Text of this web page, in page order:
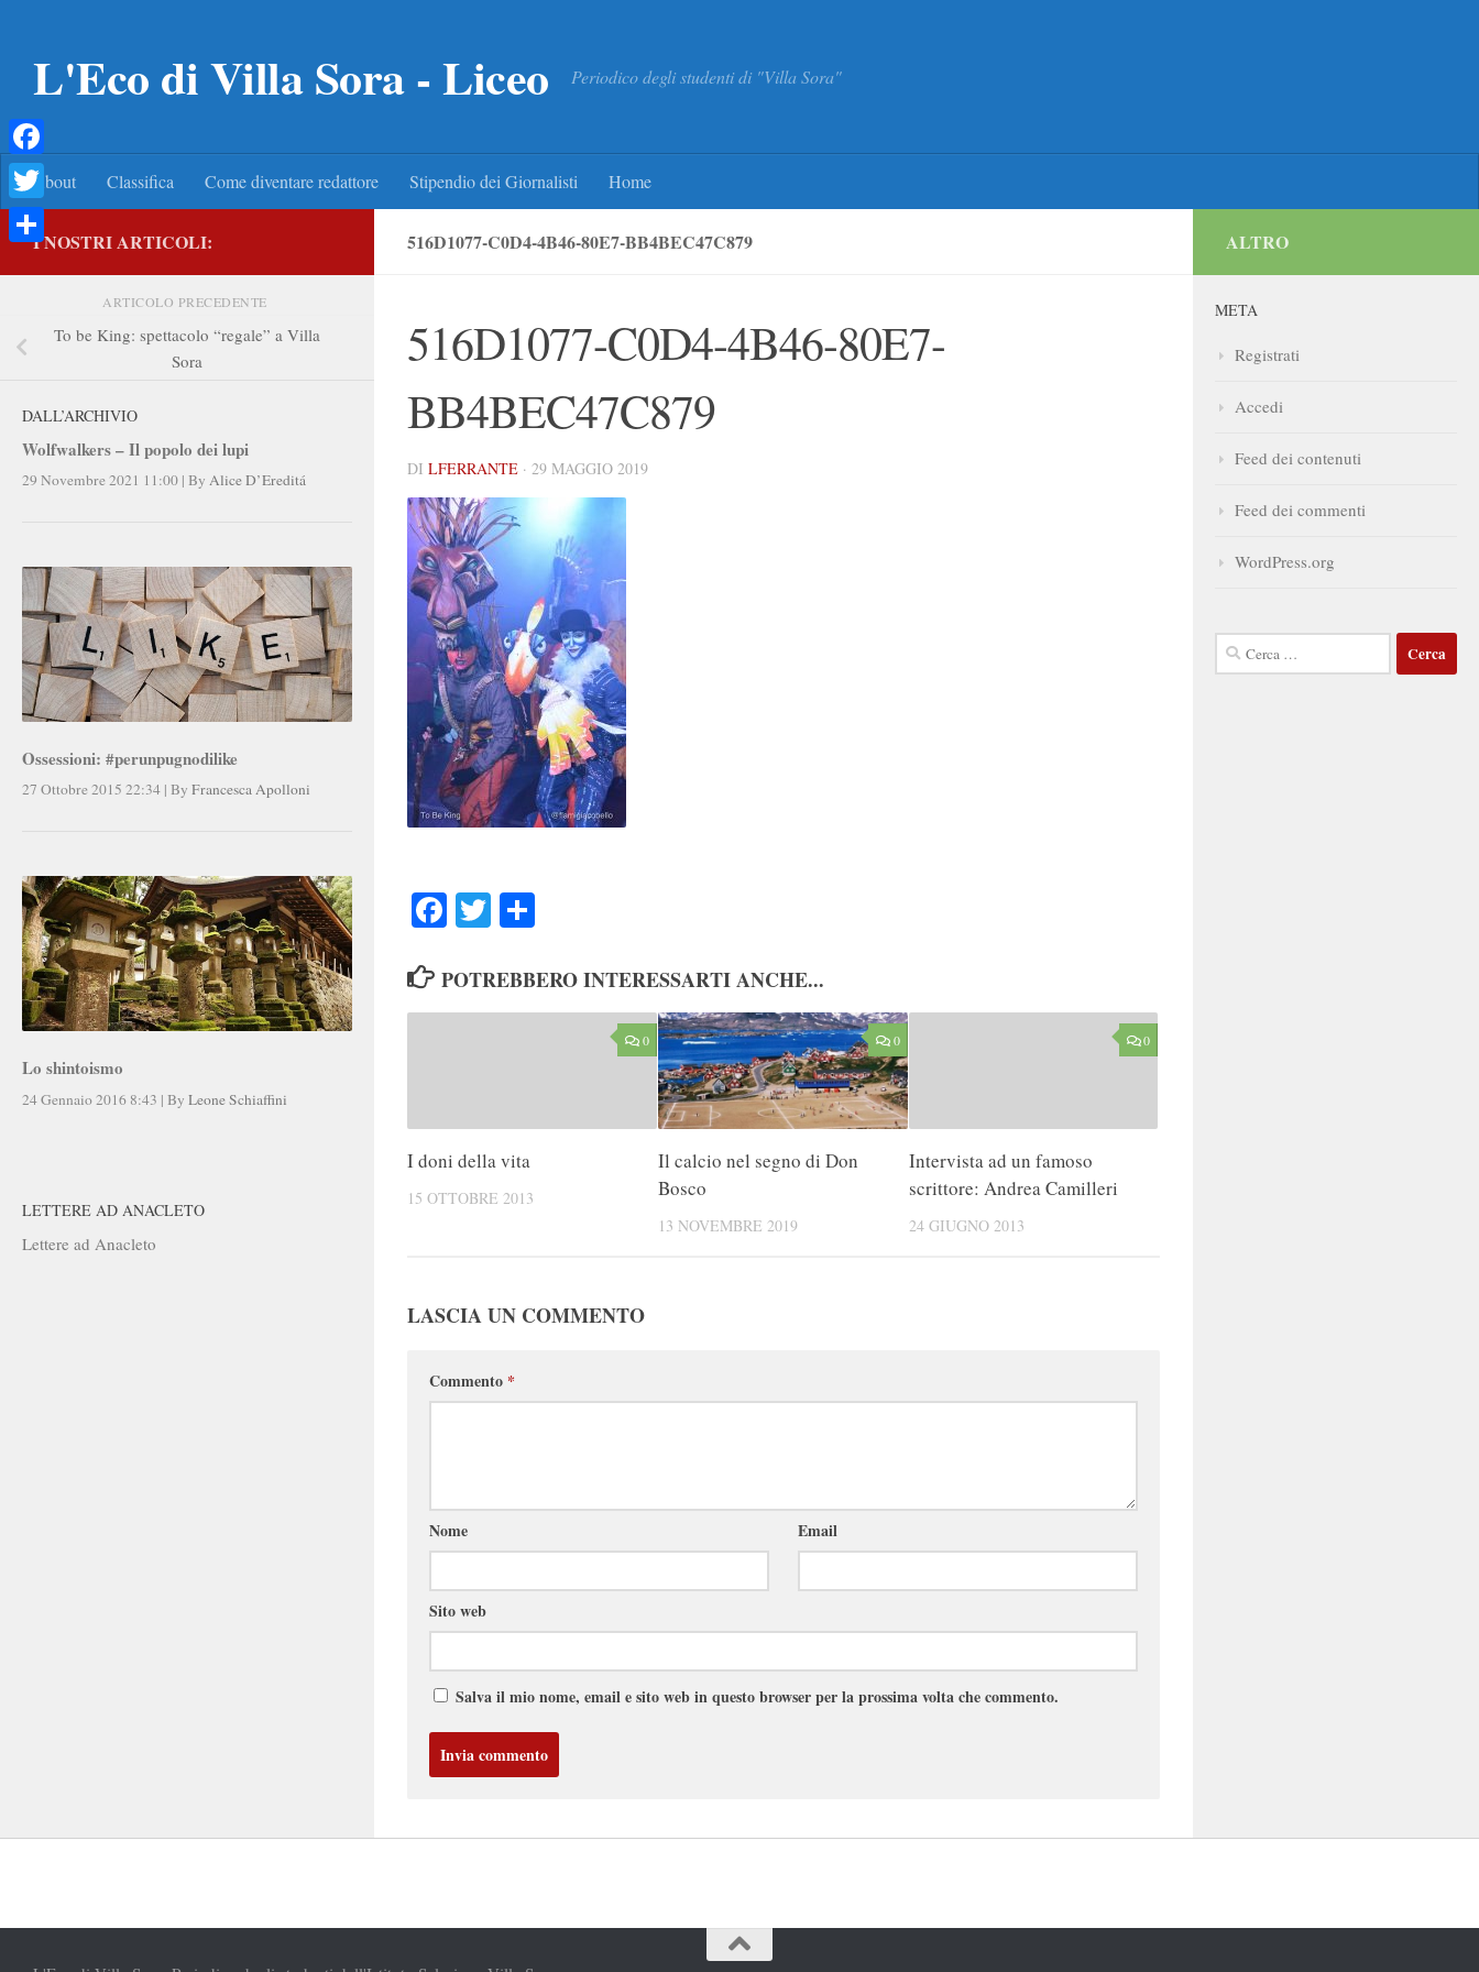
L'Eco di Villa Sora - Liceo Periodico degli studenti di "Villa Sora"
About Classifica Come diventare redattore Stipendio dei Giornalisti Home
516D1077-C0D4-4B46-80E7-BB4BEC47C879
516D1077-C0D4-4B46-80E7-
BB4BEC47C879
DI LFERRANTE · 29 MAGGIO 2019
FacebookTwitter
POTREBBERO INTERESSARTI ANCHE...
0
I doni della vita
15 OTTOBRE 2013
0
Il calcio nel segno di Don
Bosco
13 NOVEMBRE 2019
0
Intervista ad un famoso
scrittore: Andrea Camilleri
24 GIUGNO 2013
LASCIA UN COMMENTO
Commento *
Nome Email
Sito web
Salva il mio nome, email e sito web in questo browser per la prossima volta che commento.
I NOSTRI ARTICOLI:
ARTICOLO PRECEDENTE
To be King: spettacolo “regale” a Villa
Sora
DALL’ARCHIVIO
Wolfwalkers – Il popolo dei lupi
29 Novembre 2021 11:00 | By Alice D’Ereditá
Ossessioni: #perunpugnodilike
27 Ottobre 2015 22:34 | By Francesca Apolloni
Lo shintoismo
24 Gennaio 2016 8:43 | By Leone Schiaffini
LETTERE AD ANACLETO
Lettere ad Anacleto
ALTRO
META
Registrati
Accedi
Feed dei contenuti
Feed dei commenti
WordPress.org
Ricerca
per:
Facebook
Twitter